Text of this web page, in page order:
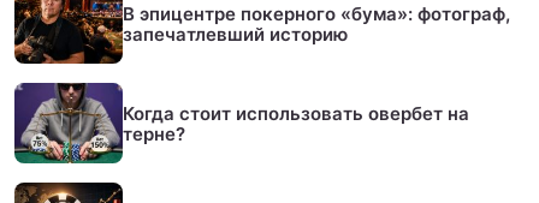
В эпицентре покерного «бума»: фотограф,
запечатлевший историю
Когда стоит использовать овербет на
терне?